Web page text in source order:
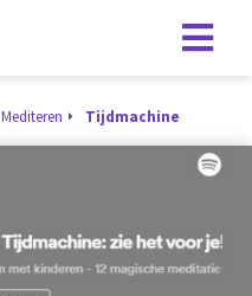
Mediteren Tijdmachine